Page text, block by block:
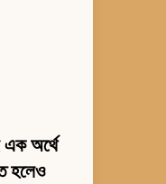
এক অর্থে
হলেও